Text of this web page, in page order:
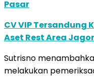
Pasar
CV VIP Tersandung
Aset Rest Area
Sutrisno
melakukan